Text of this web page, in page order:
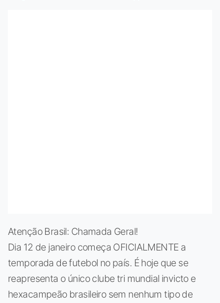
Atenção Brasil: Chamada Geral!
Dia 12 de janeiro começa OFICIALMENTE a
temporada de futebol no país. É hoje que se
reapresenta o único clube tri mundial invicto e
hexacampeão brasileiro sem nenhum tipo de